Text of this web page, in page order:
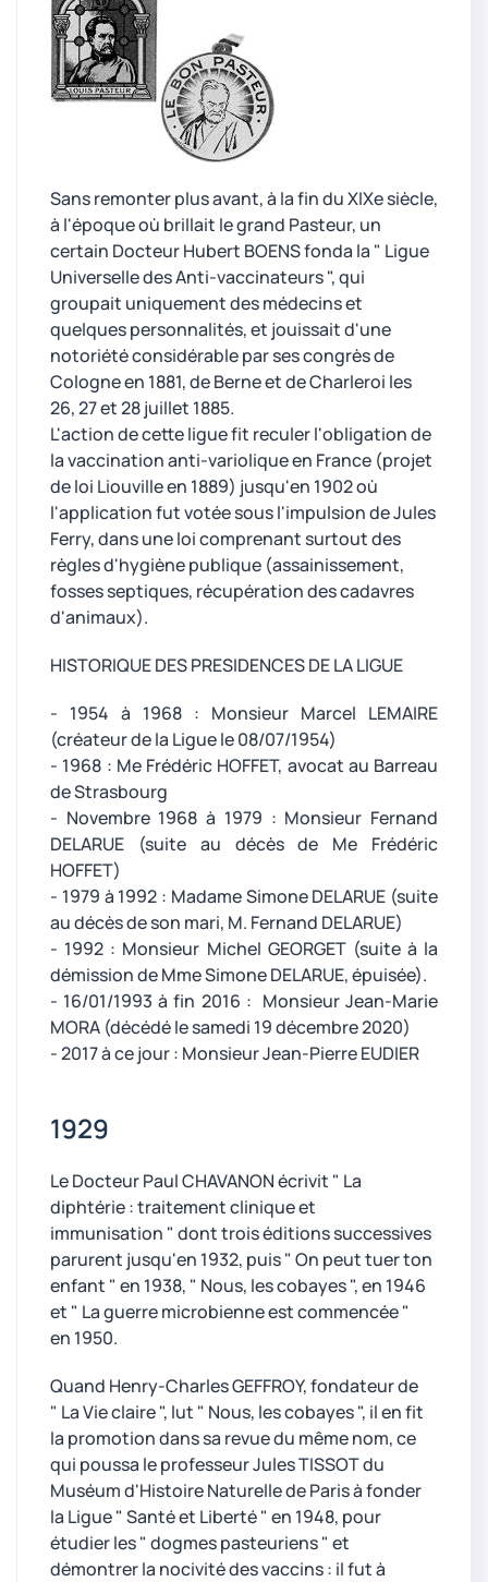
Sans remonter plus avant, à la fin du XIXe siècle,
à l'époque où brillait le grand Pasteur, un
certain Docteur Hubert BOENS fonda la " Ligue
Universelle des Anti-vaccinateurs ", qui
groupait uniquement des médecins et
quelques personnalités, et jouissait d'une
notoriété considérable par ses congrès de
Cologne en 1881, de Berne et de Charleroi les
26, 27 et 28 juillet 1885.
L'action de cette ligue fit reculer l'obligation de
la vaccination anti-variolique en France (projet
de loi Liouville en 1889) jusqu'en 1902 où
l'application fut votée sous l'impulsion de Jules
Ferry, dans une loi comprenant surtout des
règles d'hygiène publique (assainissement,
fosses septiques, récupération des cadavres
d'animaux).
HISTORIQUE DES PRESIDENCES DE LA LIGUE
- 1954 à 1968 : Monsieur Marcel LEMAIRE
(créateur de la Ligue le 08/07/1954)
- 1968 : Me Frédéric HOFFET, avocat au Barreau
de Strasbourg
- Novembre 1968 à 1979 : Monsieur Fernand
DELARUE (suite au décès de Me Frédéric
HOFFET)
- 1979 à 1992 : Madame Simone DELARUE (suite
au décès de son mari, M. Fernand DELARUE)
- 1992 : Monsieur Michel GEORGET (suite à la
démission de Mme Simone DELARUE, épuisée).
- 16/01/1993 à fin 2016 : Monsieur Jean-Marie
MORA (décédé le samedi 19 décembre 2020)
- 2017 à ce jour : Monsieur Jean-Pierre EUDIER
1929
Le Docteur Paul CHAVANON écrivit " La
diphtérie : traitement clinique et
immunisation " dont trois éditions successives
parurent jusqu'en 1932, puis " On peut tuer ton
enfant " en 1938, " Nous, les cobayes ", en 1946
et " La guerre microbienne est commencée "
en 1950.
Quand Henry-Charles GEFFROY, fondateur de
" La Vie claire ", lut " Nous, les cobayes ", il en fit
la promotion dans sa revue du même nom, ce
qui poussa le professeur Jules TISSOT du
Muséum d'Histoire Naturelle de Paris à fonder
la Ligue " Santé et Liberté " en 1948, pour
étudier les " dogmes pasteuriens " et
démontrer la nocivité des vaccins : il fut à